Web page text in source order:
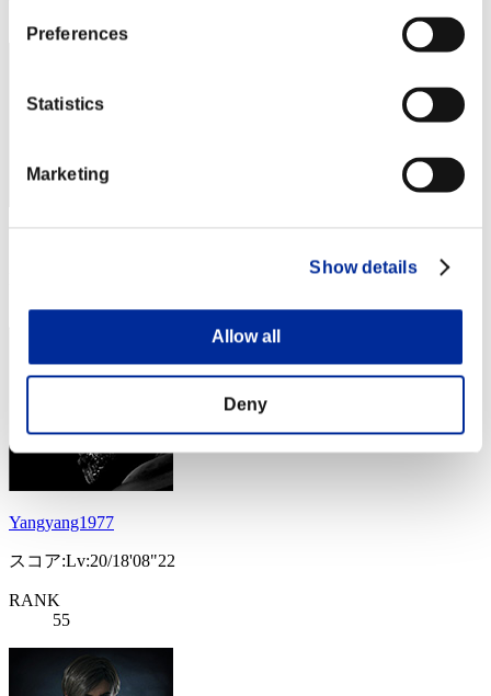
Preferences
Statistics
Marketing
Show details
Allow all
Deny
Yangyang1977
スコア:Lv:20/18'08"22
RANK
55